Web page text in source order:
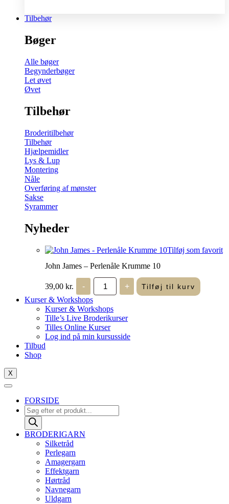
Tilbehør
Bøger
Alle bøger
Begynderbøger
Let øvet
Øvet
Tilbehør
Broderitilbehør
Tilbehør
Hjælpemidler
Lys & Lup
Montering
Nåle
Overføring af mønster
Sakse
Syrammer
Nyheder
Tilføj som favorit
John James – Perlenåle Krumme 10
39,00 kr. -
John
James
-
Perlenåle
Krumme
10
antal
+ Tilføj til kurv
Kurser & Workshops
Kurser & Workshops
Tille’s Live Broderikurser
Tilles Online Kurser
Log ind på min kursusside
Tilbud
Shop
X
FORSIDE
Products
search
BRODERIGARN
Silketråd
Perlegarn
Amagergarn
Effektgarn
Hørtråd
Navnegarn
Uldgarn